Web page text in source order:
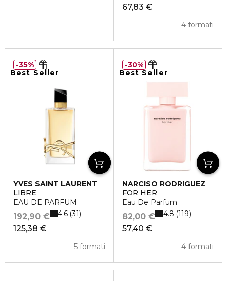
67,83 €
4 formati
Best Seller
YVES SAINT LAURENT
LIBRE
EAU DE PARFUM
125,38 €
192,90 €
5 formati
4.6 31
35%
Best Seller
NARCISO RODRIGUEZ
FOR HER
Eau De Parfum
57,40 €
82,00 €
4 formati
4.8 119
30%